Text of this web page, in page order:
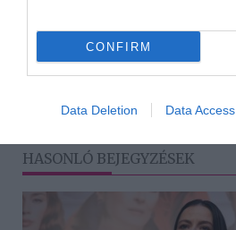
CONFIRM
Data Deletion Data Access
viszony
HASONLÓ BEJEGYZÉSEK